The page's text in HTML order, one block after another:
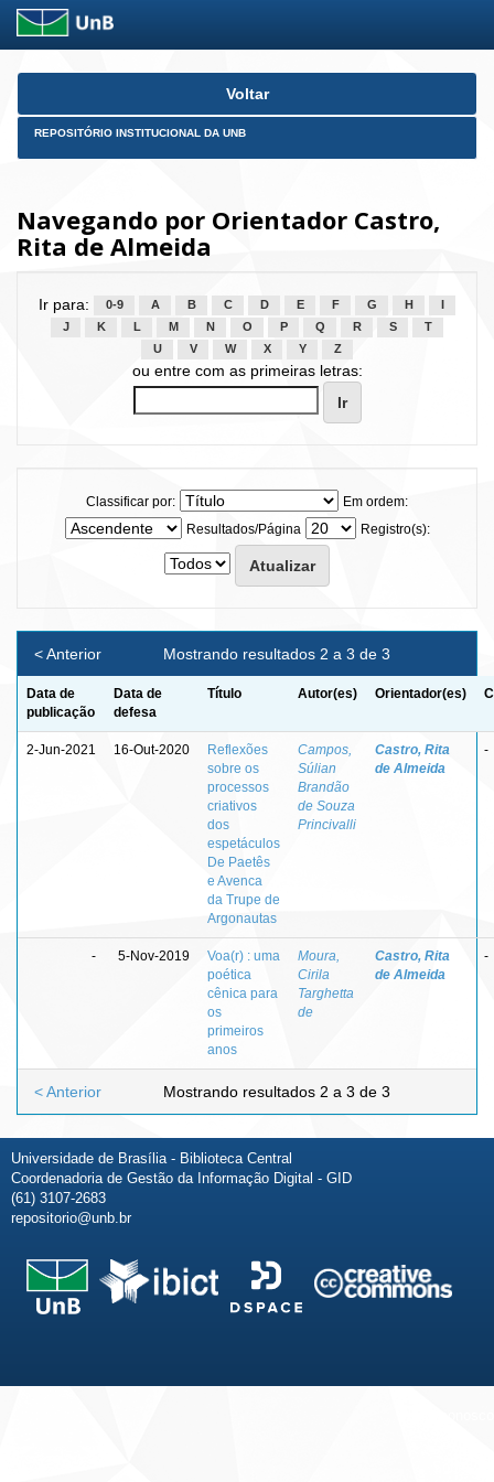
Skip
Voltar
REPOSITÓRIO INSTITUCIONAL DA UNB
Navegando por Orientador Castro,
Rita de Almeida
Ir para: 0-9 A B C D E F G H
J
K L M N O P Q R S
T
U
V W X Y Z
ou entre com as primeiras letras:
Classificar por:
Em ordem:
Resultados/Página
Registro(s):
Mostrando resultados 2 a 3 de 3
< Anterior
Data de
publicação
Data de
defesa
Título Autor(es) Orientador(es)
2-Jun-2021 16-Out-2020
Reflexões
sobre os
processos
criativos
dos
espetáculos
De Paetês
e Avenca
da Trupe de
Argonautas
Campos,
Súlian
Brandão
de Souza
Princivalli
Castro, Rita
de Almeida
-
- 5-Nov-2019
Voa(r) : uma
poética
cênica para
os
primeiros
anos
Moura,
Cirila
Targhetta
de
Castro, Rita
de Almeida
-
Mostrando resultados 2 a 3 de 3
< Anterior
Universidade de Brasília - Biblioteca Central
Coordenadoria de Gestão da Informação Digital - GID
(61) 3107-2683
repositorio@unb.br